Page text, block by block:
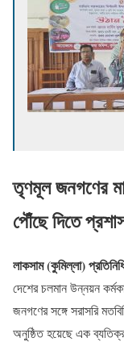
তৃণমূল জনগণের
পৌঁছে দিতে
লাকসাম (কুমিল্লা)
দেশের চলমান উন্নয়ন
জনগণের সঙ্গে সরাসরি
অনুষ্ঠিত হয়েছে এক